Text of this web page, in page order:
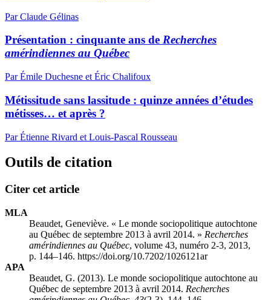
Par Claude Gélinas
Présentation : cinquante ans de Recherches
amérindiennes au Québec
Par Émile Duchesne et Éric Chalifoux
Métissitude sans lassitude : quinze années d’études
métisses… et après ?
Par Étienne Rivard et Louis-Pascal Rousseau
Outils de citation
Citer cet article
MLA
Beaudet, Geneviève. « Le monde sociopolitique autochtone
au Québec de septembre 2013 à avril 2014. » Recherches
amérindiennes au Québec, volume 43, numéro 2-3, 2013,
p. 144–146. https://doi.org/10.7202/1026121ar
APA
Beaudet, G. (2013). Le monde sociopolitique autochtone au
Québec de septembre 2013 à avril 2014. Recherches